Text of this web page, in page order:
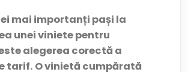
mai importanți pași la
unei viniete pentru
alegerea corectă a
tarif. O vinietă cumpărată